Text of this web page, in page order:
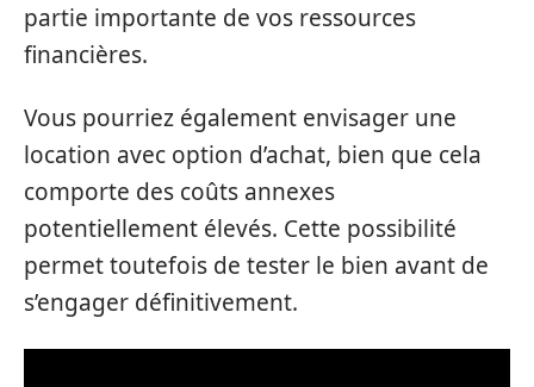
partie importante de vos ressources
financières.
Vous pourriez également envisager une
location avec option d’achat, bien que cela
comporte des coûts annexes
potentiellement élevés. Cette possibilité
permet toutefois de tester le bien avant de
s’engager définitivement.